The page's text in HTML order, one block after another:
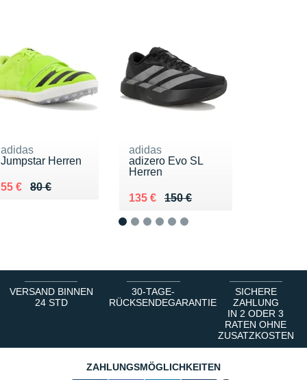
adidas
Jumpstar Herren
80 €
Au lieu de 80 €
55 €
Vendu 55 €
adidas
adizero Evo SL
Herren
150 €
Au lieu de 150 €
135 €
Vendu 135 €
VERSAND BINNEN
24 STD
30-TAGE-
RÜCKSENDEGARANTIE
SICHERE
ZAHLUNG
IN 2 ODER 3
RATEN OHNE
ZUSATZKOSTEN
ZAHLUNGSMÖGLICHKEITEN